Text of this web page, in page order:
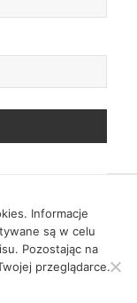
Informacje
są w celu
Pozostając na
przeglądarce.